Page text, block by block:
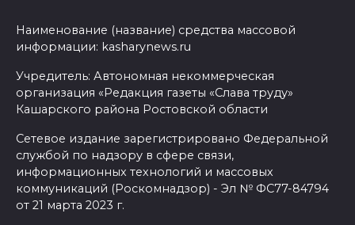
Наименование (название) средства массовой
информации: kasharynews.ru
Учредитель: Автономная некоммерческая
организация «Редакция газеты «Слава труду»
Кашарского района Ростовской области
Сетевое издание зарегистрировано Федеральной
службой по надзору в сфере связи,
информационных технологий и массовых
коммуникаций (Роскомнадзор) - Эл № ФС77-84794
от 21 марта 2023 г.